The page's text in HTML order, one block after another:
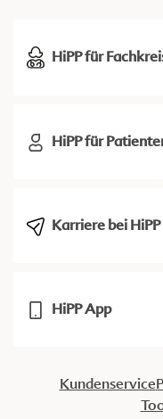
HiPP für
HiPP für
Karriere bei HiPP
HiPP App
Kundenservice